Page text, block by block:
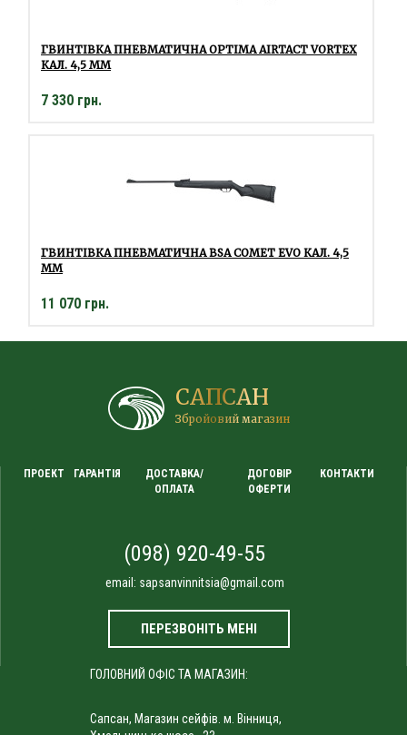
ГВИНТІВКА ПНЕВМАТИЧНА OPTIMA AIRTACT VORTEX
КАЛ. 4,5 ММ
7 330 грн.
ГВИНТІВКА ПНЕВМАТИЧНА BSA COMET EVO КАЛ. 4,5
ММ
11 070 грн.
САПСАН
Збройовий магазин
ПРОЕКТ ГАРАНТІЯ
ДОСТАВКА/
ОПЛАТА
ДОГОВІР
ОФЕРТИ
КОНТАКТИ
(098) 920-49-55
email: sapsanvinnitsia@gmail.com
ПЕРЕЗВОНІТЬ МЕНІ
ГОЛОВНИЙ ОФІС ТА МАГАЗИН:
Сапсан, Магазин сейфів. м. Вінниця,